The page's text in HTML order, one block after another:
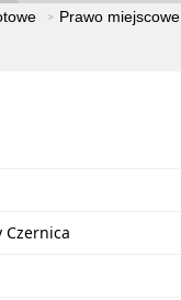
Prawo miejscowe
Czernica